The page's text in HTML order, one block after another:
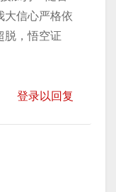
大信心严格依
脱，悟空证
登录以回复